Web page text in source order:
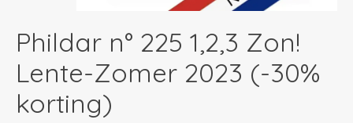
Phildar n° 225 1,2,3 Zon!
Lente-Zomer 2023 (-30%
korting)